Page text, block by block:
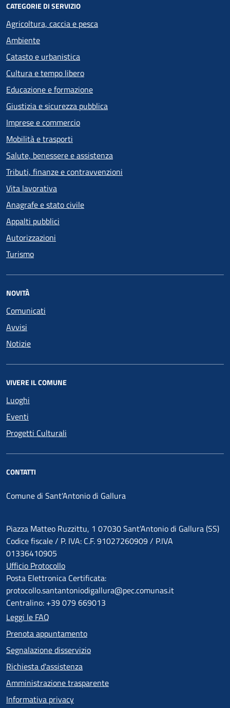
CATEGORIE DI SERVIZIO
Agricoltura, caccia e pesca
Ambiente
Catasto e urbanistica
Cultura e tempo libero
Educazione e formazione
Giustizia e sicurezza pubblica
Imprese e commercio
Mobilità e trasporti
Salute, benessere e assistenza
Tributi, finanze e contravvenzioni
Vita lavorativa
Anagrafe e stato civile
Appalti pubblici
Autorizzazioni
Turismo
NOVITÀ
Comunicati
Avvisi
Notizie
VIVERE IL COMUNE
Luoghi
Eventi
Progetti Culturali
CONTATTI
Comune di Sant'Antonio di Gallura
Piazza Matteo Ruzzittu, 1 07030 Sant'Antonio di Gallura (SS)
Codice fiscale / P. IVA: C.F. 91027260909 / P.IVA
01336410905
Ufficio Protocollo
Posta Elettronica Certificata:
protocollo.santantoniodigallura@pec.comunas.it
Centralino: +39 079 669013
Leggi le FAQ
Prenota appuntamento
Segnalazione disservizio
Richiesta d'assistenza
Amministrazione trasparente
Informativa privacy